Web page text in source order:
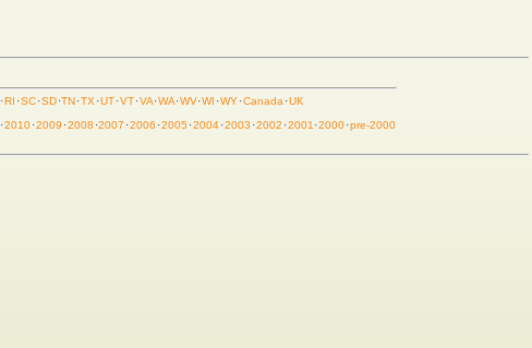
·RI ·SC·SD·TN·TX ·UT·VT·VA·WA·WV·WI ·WY·Canada ·UK
·2010·2009 ·2008 ·2007 ·2006 ·2005 ·2004·2003 ·2002 ·2001 ·2000·pre-2000